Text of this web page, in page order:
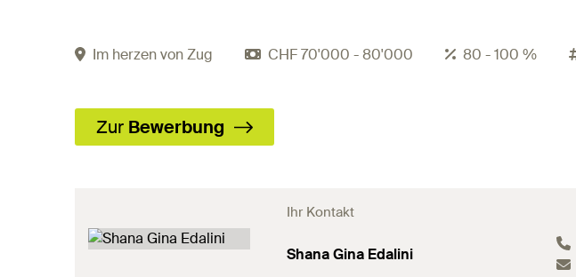
Im herzen von Zug CHF 70'000 - 80'000 80 - 100 %
Zur Bewerbung
Ihr Kontakt
Shana Gina Edalini